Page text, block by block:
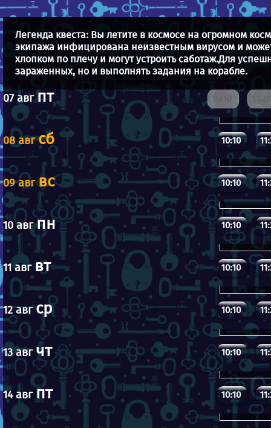
Легенда квеста: Вы летите в космосе на огромном
экипажа инфицирована неизвестным вирусом и
хлопком по плечу и могут устроить саботаж.Для
зараженных, но и выполнять задания на корабле.
07 авгпт 10:10 11:20
08 авгсб 10:10
09 авгвс 10:10
10 авгпн 10:10
11 авг вт 10:10
12 авгср 10:10
13 авг чт 10:10
14 авг пт 10:10